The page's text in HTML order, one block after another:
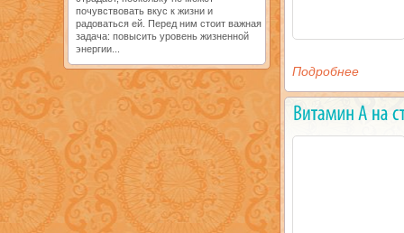
почувствовать вкус к жизни и
радоваться ей. Перед ним стоит важная
задача: повысить уровень жизненной
энергии...
Подробнее